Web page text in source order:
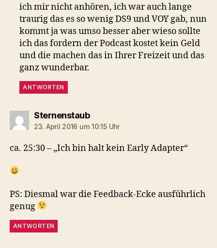
ich mir nicht anhören, ich war auch lange
traurig das es so wenig DS9 und VOY gab, nun
kommt ja was umso besser aber wieso sollte
ich das fordern der Podcast kostet kein Geld
und die machen das in Ihrer Freizeit und das
ganz wunderbar.
ANTWORTEN
Sternenstaubsagt:
23. April 2016 um 10:15 Uhr
ca. 25:30 – „Ich bin halt kein Early Adapter“
PS: Diesmal war die Feedback-Ecke ausführlich
genug
ANTWORTEN